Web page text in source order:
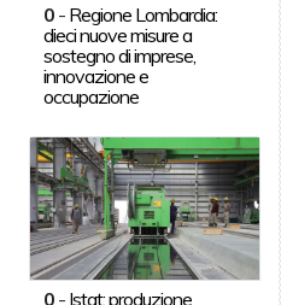
0 - Regione Lombardia:
dieci nuove misure a
sostegno di imprese,
innovazione e
occupazione
0 - Istat: produzione